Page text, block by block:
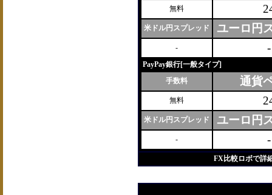
無料
米ドル円スプレッド ユーロ円
- -
PayPay銀行[一般タイプ]
手数料
通貨
無料
米ドル円スプレッド ユーロ円
- -
FX比較ロボで詳